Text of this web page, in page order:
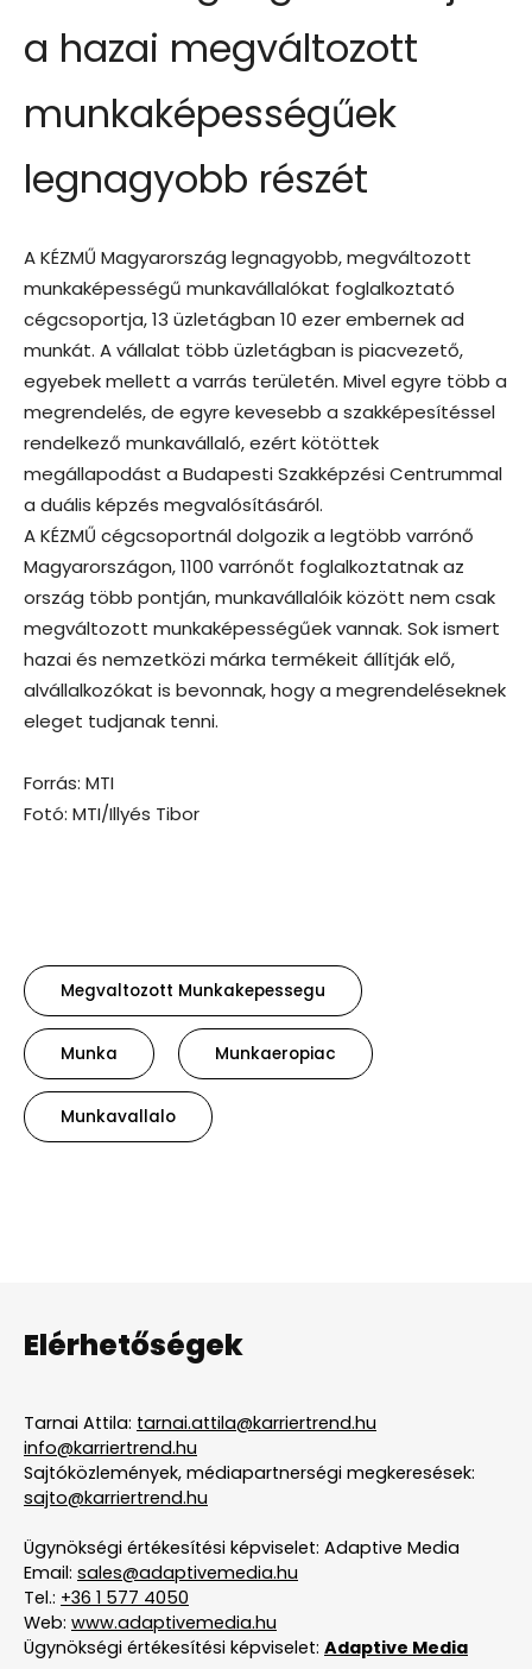
a hazai megváltozott
munkaképességűek
legnagyobb részét
A KÉZMŰ Magyarország legnagyobb, megváltozott
munkaképességű munkavállalókat foglalkoztató
cégcsoportja, 13 üzletágban 10 ezer embernek ad
munkát. A vállalat több üzletágban is piacvezető,
egyebek mellett a varrás területén. Mivel egyre több a
megrendelés, de egyre kevesebb a szakképesítéssel
rendelkező munkavállaló, ezért kötöttek
megállapodást a Budapesti Szakképzési Centrummal
a duális képzés megvalósításáról.
A KÉZMŰ cégcsoportnál dolgozik a legtöbb varrónő
Magyarországon, 1100 varrónőt foglalkoztatnak az
ország több pontján, munkavállalóik között nem csak
megváltozott munkaképességűek vannak. Sok ismert
hazai és nemzetközi márka termékeit állítják elő,
alvállalkozókat is bevonnak, hogy a megrendeléseknek
eleget tudjanak tenni.
Forrás: MTI
Fotó: MTI/Illyés Tibor
Megvaltozott Munkakepessegu
Munka Munkaeropiac
Munkavallalo
Elérhetőségek
Tarnai Attila: tarnai.attila@karriertrend.hu
info@karriertrend.hu
Sajtóközlemények, médiapartnerségi megkeresések:
sajto@karriertrend.hu
Ügynökségi értékesítési képviselet: Adaptive Media
Email: sales@adaptivemedia.hu
Tel.: +36 1 577 4050
Web: www.adaptivemedia.hu
Ügynökségi értékesítési képviselet: Adaptive Media